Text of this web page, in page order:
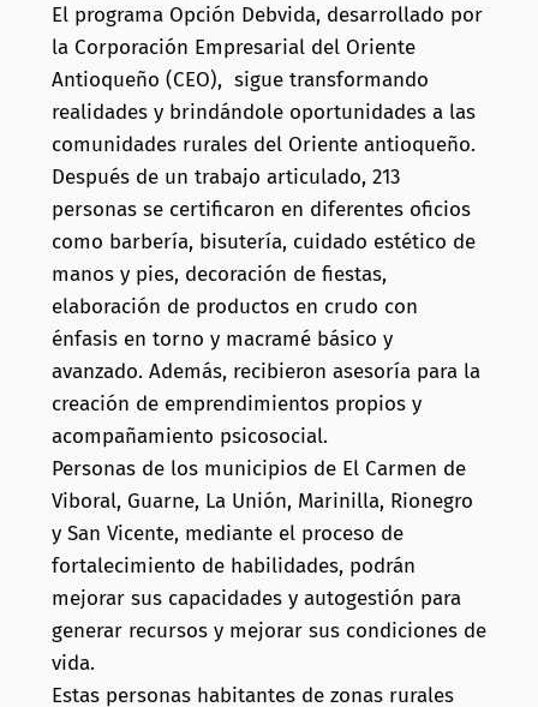
El programa Opción Debvida, desarrollado por
la Corporación Empresarial del Oriente
Antioqueño (CEO), sigue transformando
realidades y brindándole oportunidades a las
comunidades rurales del Oriente antioqueño.
Después de un trabajo articulado, 213
personas se certificaron en diferentes oficios
como barbería, bisutería, cuidado estético de
manos y pies, decoración de fiestas,
elaboración de productos en crudo con
énfasis en torno y macramé básico y
avanzado. Además, recibieron asesoría para la
creación de emprendimientos propios y
acompañamiento psicosocial.
Personas de los municipios de El Carmen de
Viboral, Guarne, La Unión, Marinilla, Rionegro
y San Vicente, mediante el proceso de
fortalecimiento de habilidades, podrán
mejorar sus capacidades y autogestión para
generar recursos y mejorar sus condiciones de
vida.
Estas personas habitantes de zonas rurales